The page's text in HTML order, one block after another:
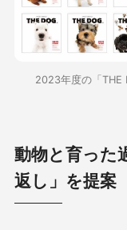
2023年度の「THE
動物と育った
返し」を提案